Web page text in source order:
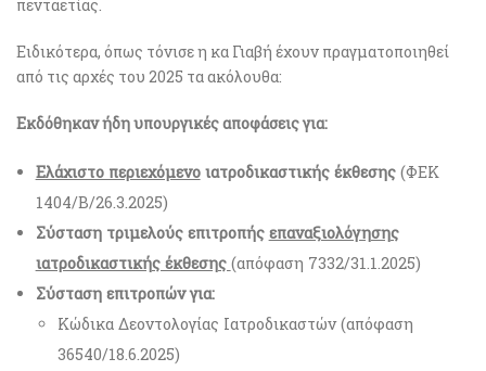
πενταετίας.
Ειδικότερα, όπως τόνισε η κα Γιαβή έχουν πραγματοποιηθεί
από τις αρχές του 2025 τα ακόλουθα:
Εκδόθηκαν ήδη υπουργικές αποφάσεις για:
Ελάχιστο περιεχόμενοιατροδικαστικής έκθεσης (ΦΕΚ
1404/Β/26.3.2025)
Σύσταση τριμελούς επιτροπής επαναξιολόγησης
ιατροδικαστικής έκθεσης (απόφαση 7332/31.1.2025)
Σύσταση επιτροπών για:
Κώδικα Δεοντολογίας Ιατροδικαστών (απόφαση
36540/18.6.2025)